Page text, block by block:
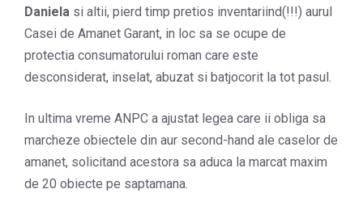
Daniela si altii, pierd timp pretios inventariind(!!!) aurul
Casei de Amanet Garant, in loc sa se ocupe de
protectia consumatorului roman care este
desconsiderat, inselat, abuzat si batjocorit la tot pasul.
In ultima vreme ANPC a ajustat legea care ii obliga sa
marcheze obiectele din aur second-hand ale caselor de
amanet, solicitand acestora sa aduca la marcat maxim
de 20 obiecte pe saptamana.